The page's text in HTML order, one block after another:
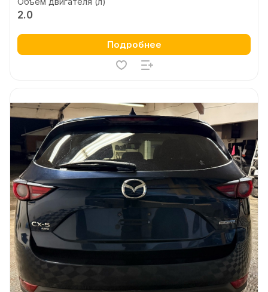
2.0
Подробнее